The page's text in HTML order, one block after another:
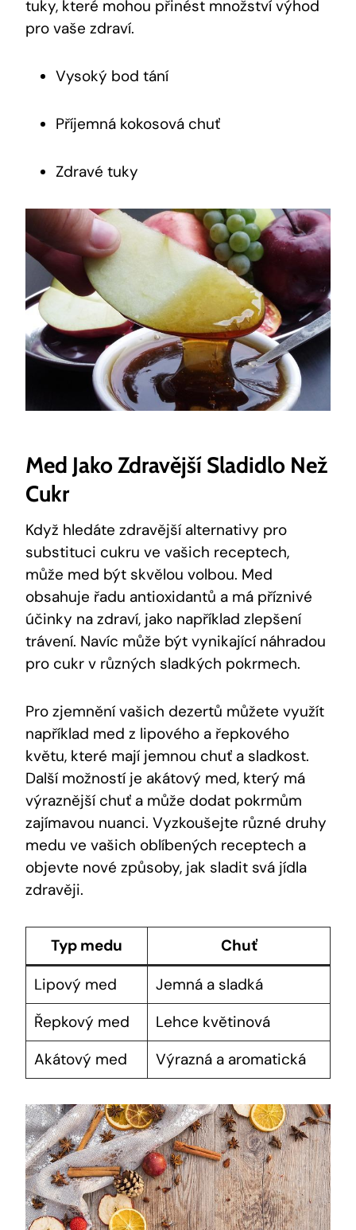
‍tuky, které mohou přinést množství ‍výhod
‍pro vaše zdraví.
Vysoký bod tání
Příjemná‍ kokosová chuť
Zdravé tuky
Med Jako Zdravější Sladidlo‌ Než
Cukr
Když ⁤hledáte ⁢zdravější alternativy pro
substituci cukru ve vašich receptech,
může med být skvělou ⁣volbou. Med
obsahuje řadu antioxidantů a ⁢má příznivé
účinky ⁤na zdraví, jako například zlepšení
trávení.⁢ Navíc může být vynikající náhradou‍
pro⁤ cukr v ‍různých sladkých pokrmech.
Pro zjemnění vašich‍ dezertů‌ můžete využít
například med z lipového a řepkového
květu, ⁤které ‌mají ⁣jemnou chuť a ⁤sladkost.
Další možností je akátový med, který má
výraznější chuť a může dodat ⁣pokrmům
zajímavou nuanci. Vyzkoušejte různé druhy
medu⁤ ve vašich oblíbených ⁤receptech a
objevte nové způsoby, jak sladit ⁤svá jídla
‌zdravěji.
Typ medu
Chuť
Lipový⁢ med
Jemná a ‌sladká
Řepkový med
Lehce květinová
Akátový med
Výrazná a aromatická